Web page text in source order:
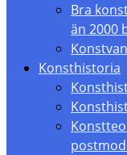
Bra
än 2000
Konsthistoria